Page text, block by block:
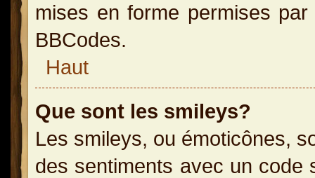
mises en forme permises
BBCodes.
Haut
Que sont les smileys?
Les smileys, ou émoticônes,
des sentiments avec un code